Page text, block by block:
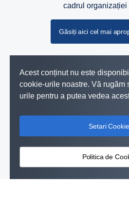
cadrul organizației
Găsiți aici cel mai
Acest conținut nu este
cookie-urile noastre. Vă rugăm
urile pentru a putea vedea
Setari Cookie
Politica de